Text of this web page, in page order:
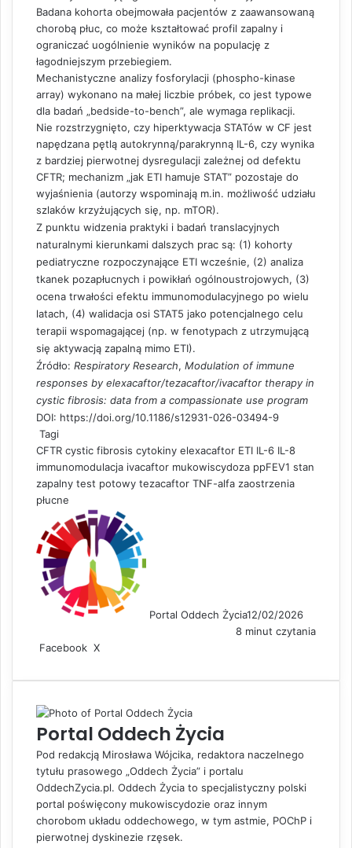
Badana kohorta obejmowała pacjentów z zaawansowaną
chorobą płuc, co może kształtować profil zapalny i
ograniczać uogólnienie wyników na populację z
łagodniejszym przebiegiem.
Mechanistyczne analizy fosforylacji (phospho-kinase
array) wykonano na małej liczbie próbek, co jest typowe
dla badań „bedside-to-bench”, ale wymaga replikacji.
Nie rozstrzygnięto, czy hiperktywacja STATów w CF jest
napędzana pętlą autokrynną/parakrynną IL-6, czy wynika
z bardziej pierwotnej dysregulacji zależnej od defektu
CFTR; mechanizm „jak ETI hamuje STAT” pozostaje do
wyjaśnienia (autorzy wspominają m.in. możliwość udziału
szlaków krzyżujących się, np. mTOR).
Z punktu widzenia praktyki i badań translacyjnych
naturalnymi kierunkami dalszych prac są: (1) kohorty
pediatryczne rozpoczynające ETI wcześnie, (2) analiza
tkanek pozapłucnych i powikłań ogólnoustrojowych, (3)
ocena trwałości efektu immunomodulacyjnego po wielu
latach, (4) walidacja osi STAT5 jako potencjalnego celu
terapii wspomagającej (np. w fenotypach z utrzymującą
się aktywacją zapalną mimo ETI).
Źródło: Respiratory Research, Modulation of immune
responses by elexacaftor/tezacaftor/ivacaftor therapy in
cystic fibrosis: data from a compassionate use program
DOI: https://doi.org/10.1186/s12931-026-03494-9
Tagi
CFTR cystic fibrosis cytokiny elexacaftor ETI IL-6 IL-8
immunomodulacja ivacaftor mukowiscydoza ppFEV1 stan
zapalny test potowy tezacaftor TNF-alfa zaostrzenia
płucne
Portal Oddech Życia12/02/2026
8 minut czytania
Facebook X
n
e
d
a
e
v
E
u
u
j
Portal Oddech Życia
Pod redakcją Mirosława Wójcika, redaktora naczelnego
tytułu prasowego „Oddech Życia” i portalu
OddechZycia.pl. Oddech Życia to specjalistyczny polski
portal poświęcony mukowiscydozie oraz innym
chorobom układu oddechowego, w tym astmie, POChP i
pierwotnej dyskinezie rzęsek.